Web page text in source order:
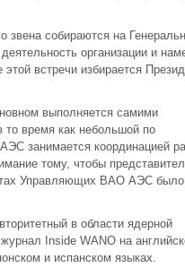
звена собираются на
организации и
встречи избирается
выполняется самими
время как небольшой по
занимается координацией
тому, чтобы
Управляющих ВАО АЭС было
в области ядерной
Inside WANO на
и испанском языках.